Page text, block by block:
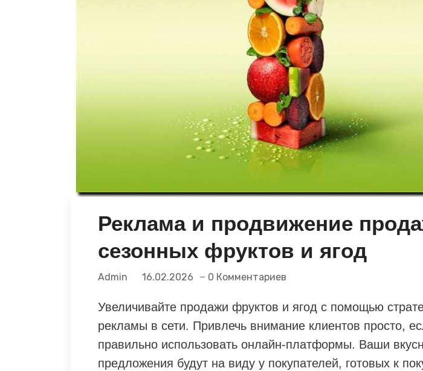
Реклама и продвижение
сезонных фруктов и ягод
Admin 16.02.2026 0 Комментариев
Увеличивайте продажи фруктов и ягод с помощью
рекламы в сети. Привлечь внимание клиентов просто,
правильно использовать онлайн-платформы. Ваши
предложения будут на виду у покупателей, готовых к